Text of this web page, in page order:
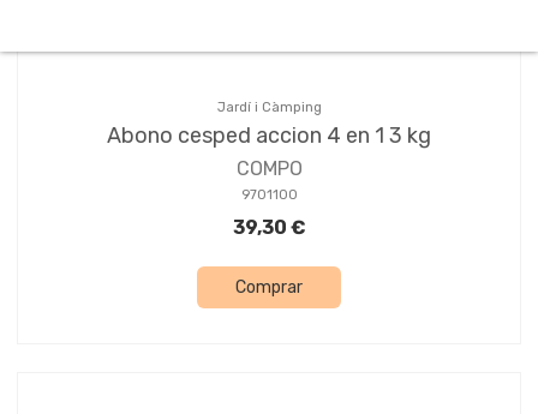
Jardí i Càmping
Abono cesped accion 4 en 1 3 kg
COMPO
9701100
39,30 €
Comprar